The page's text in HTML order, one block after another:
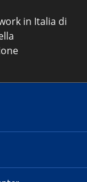
in Italia di